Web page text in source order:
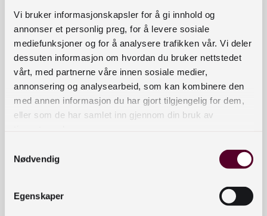
Vi bruker informasjonskapsler for å gi innhold og
annonser et personlig preg, for å levere sosiale
mediefunksjoner og for å analysere trafikken vår. Vi deler
dessuten informasjon om hvordan du bruker nettstedet
vårt, med partnerne våre innen sosiale medier,
annonsering og analysearbeid, som kan kombinere den
med annen informasjon du har gjort tilgjengelig for dem,
eller som de har samlet inn gjennom din bruk av
Nødvendig
Egenskaper
Jeg forstår deg slik at høytlesningen vil stå
sentralt ved dine arrangementer.
Fribrukshjemmelen i åndsverkloven § 40 vil
derfor ikke være aktuell. Denne bestemmelsen
tillater bruk uten behov for tillatelse eller
vederlag, når bruken av åndsverket «ikke er det
vesentlige» ved det arrangementet.
i åndsverkloven, må hjemmel søkes i avtale med
rettighetshaver. I noen tilfeller vil rettighetshaver